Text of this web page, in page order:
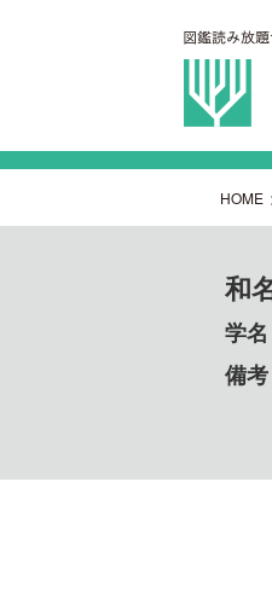
HOME
和
学名
備考